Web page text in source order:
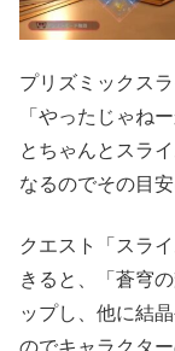
プリズミックス
「やったじゃね
とちゃんとスラ
なるのでその目
クエスト「スラ
きると、「蒼穹
ップし、他に結
のでキャラクタ